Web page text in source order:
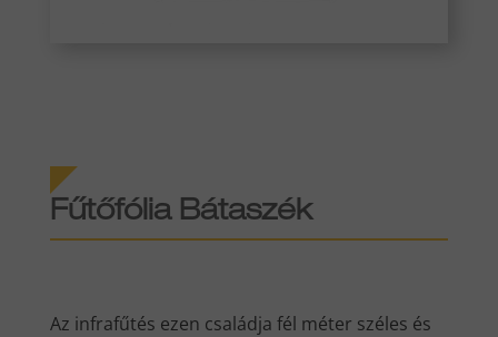
Fűtőfólia Bátaszék
Az infrafűtés ezen családja fél méter széles és